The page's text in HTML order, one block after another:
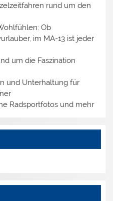
rund um den
Ob
im MA-13 ist jeder
um die Faszination
und Unterhaltung für
Radsportfotos und mehr